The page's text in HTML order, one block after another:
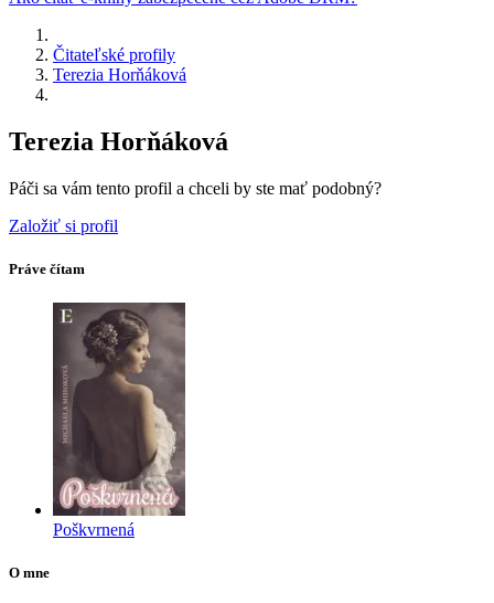
Čitateľské profily
Terezia Horňáková
Terezia Horňáková
Páči sa vám tento profil a chceli by ste mať podobný?
Založiť si profil
Práve čítam
Poškvrnená
O mne